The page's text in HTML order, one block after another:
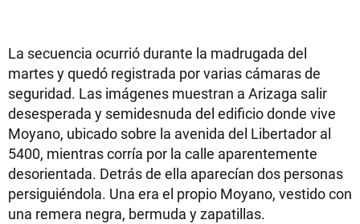
La secuencia ocurrió durante la madrugada del
martes y quedó registrada por varias cámaras de
seguridad. Las imágenes muestran a Arizaga salir
desesperada y semidesnuda del edificio donde vive
Moyano, ubicado sobre la avenida del Libertador al
5400, mientras corría por la calle aparentemente
desorientada. Detrás de ella aparecían dos personas
persiguiéndola. Una era el propio Moyano, vestido con
una remera negra, bermuda y zapatillas.